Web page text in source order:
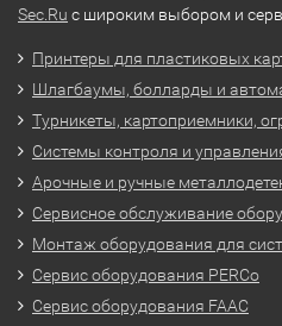
Sec.Ru с широким выбором и
Принтеры для пластиковых
Шлагбаумы, болларды и
Турникеты, картоприемники,
Системы контроля и
Арочные и ручные
Сервисное обслуживание
Монтаж оборудования для
Сервис оборудования PERCo
Сервис оборудования FAAC